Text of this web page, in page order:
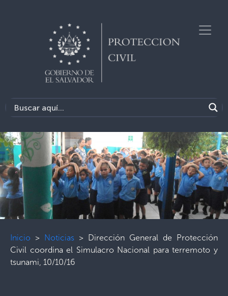
Inicio > Noticias > Dirección General de Protección
Civil coordina el Simulacro Nacional para terremoto y
tsunami, 10/10/16